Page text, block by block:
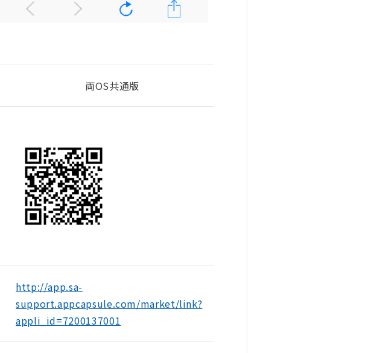
両OS共通版
http://app.sa-
support.appcapsule.com/market/link?
appli_id=7200137001